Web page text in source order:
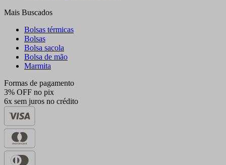
Mais Buscados
Bolsas térmicas
Bolsas
Bolsa sacola
Bolsa de mão
Marmita
Formas de pagamento
3% OFF no pix
6x sem juros no crédito